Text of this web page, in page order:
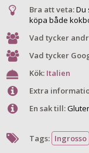
Bra att veta:Du
köpa både
Vad tycker
Vad tycker
Kök: Italien
Extra
En sak till:
Tags: Ingrosso